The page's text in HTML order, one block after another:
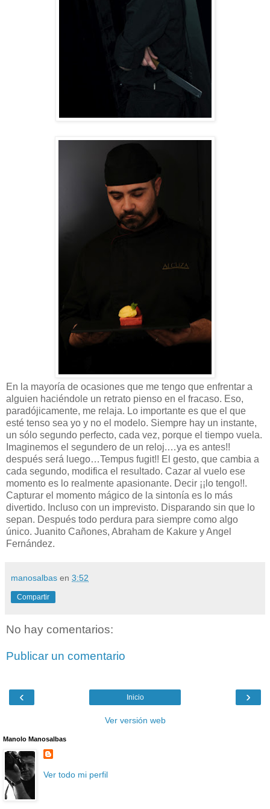
En la mayoría de ocasiones que me tengo que enfrentar a
alguien haciéndole un retrato pienso en el fracaso. Eso,
paradójicamente, me relaja. Lo importante es que el que
esté tenso sea yo y no el modelo. Siempre hay un instante,
un sólo segundo perfecto, cada vez, porque el tiempo vuela.
Imaginemos el segundero de un reloj.…ya es antes!!
después será luego…Tempus fugit!! El gesto, que cambia a
cada segundo, modifica el resultado. Cazar al vuelo ese
momento es lo realmente apasionante. Decir ¡¡lo tengo!!.
Capturar el momento mágico de la sintonía es lo más
divertido. Incluso con un imprevisto. Disparando sin que lo
sepan. Después todo perdura para siempre como algo
único. Juanito Cañones, Abraham de Kakure y Angel
Fernández.
manosalbas en 3:52
Compartir
No hay comentarios:
Publicar un comentario
‹ ›
Inicio
Ver versión web
Manolo Manosalbas
Ver todo mi perfil